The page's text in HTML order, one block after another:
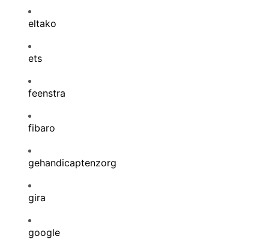
eltako
ets
feenstra
fibaro
gehandicaptenzorg
gira
google